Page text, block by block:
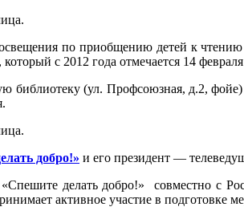
по приобщению детей к
с 2012 года отмечается 14
(ул. Профсоюзная, д.2,
добро!» и его президент —
делать добро!» совместно с
активное участие в подготовке